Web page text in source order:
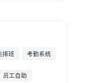
排班 考勤系统
员工自助